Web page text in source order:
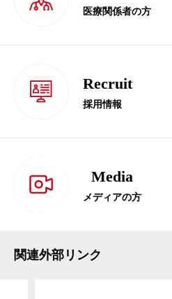
医療関係者の方
Recruit
採用情報
Media
メディアの方
関連外部リンク